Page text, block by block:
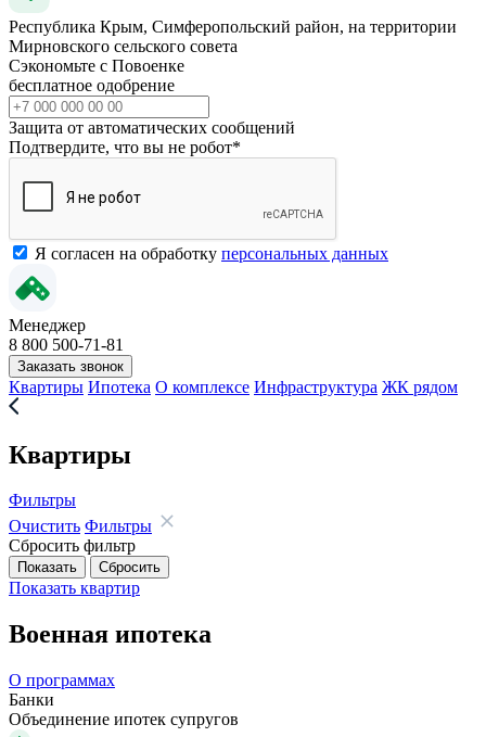
Республика Крым, Симферопольский район, на территории
Мирновского сельского совета
Сэкономьте с Повоенке
бесплатное одобрение
Защита от автоматических сообщений
Подтвердите, что вы не робот*
Я согласен на обработку персональных данных
Менеджер
8 800 500-71-81
Заказать звонок
Квартиры Ипотека О комплексе Инфраструктура ЖК рядом
Квартиры
Фильтры
Очистить Фильтры
Сбросить фильтр
Показать квартир
Военная ипотека
О программах
Банки
Объединение ипотек супругов